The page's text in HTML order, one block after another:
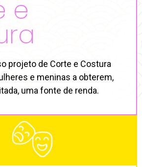
e
projeto de Corte e Costura
e meninas a obterem,
uma fonte de renda.